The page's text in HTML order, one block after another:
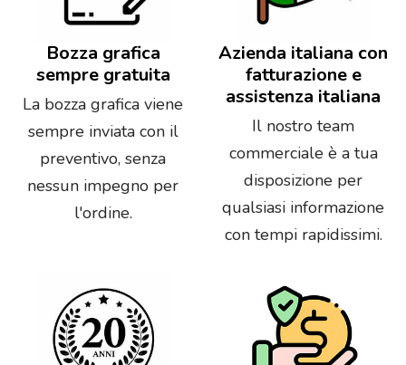
Bozza grafica
sempre gratuita
La bozza grafica viene
sempre inviata con il
preventivo, senza
nessun impegno per
l'ordine.
Azienda italiana con
fatturazione e
assistenza italiana
Il nostro team
commerciale è a tua
disposizione per
qualsiasi informazione
con tempi rapidissimi.